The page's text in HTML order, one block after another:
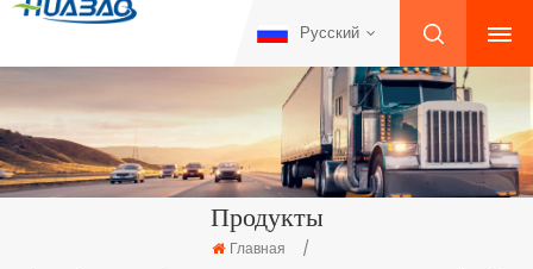
Русский
Продукты
Главная
/